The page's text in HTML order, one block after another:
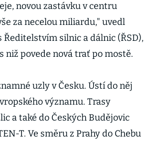
novou zastávku v centru
za necelou miliardu," uvedl
Ředitelstvím silnic a dálnic (ŘSD),
povede nová trať po mostě.
uzly v Česku. Ústí do něj
významu. Trasy
a také do Českých Budějovic
T. Ve směru z Prahy do Chebu